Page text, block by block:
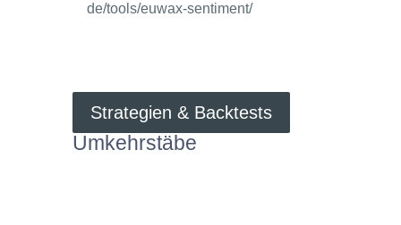
de/tools/euwax-sentiment/
Strategien & Backtests
Umkehrstäbe